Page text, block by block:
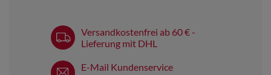
Versandkostenfrei ab 60 € -
Lieferung mit DHL
E-Mail Kundenservice